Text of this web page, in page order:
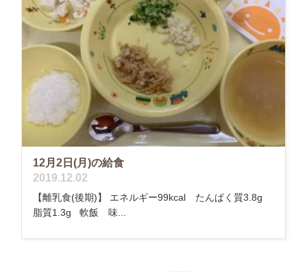
12月2日(月)の給食
2019.12.02
【離乳食(後期)】 エネルギー99kcal たんぱく質3.8g
脂質1.3g 軟飯 味...